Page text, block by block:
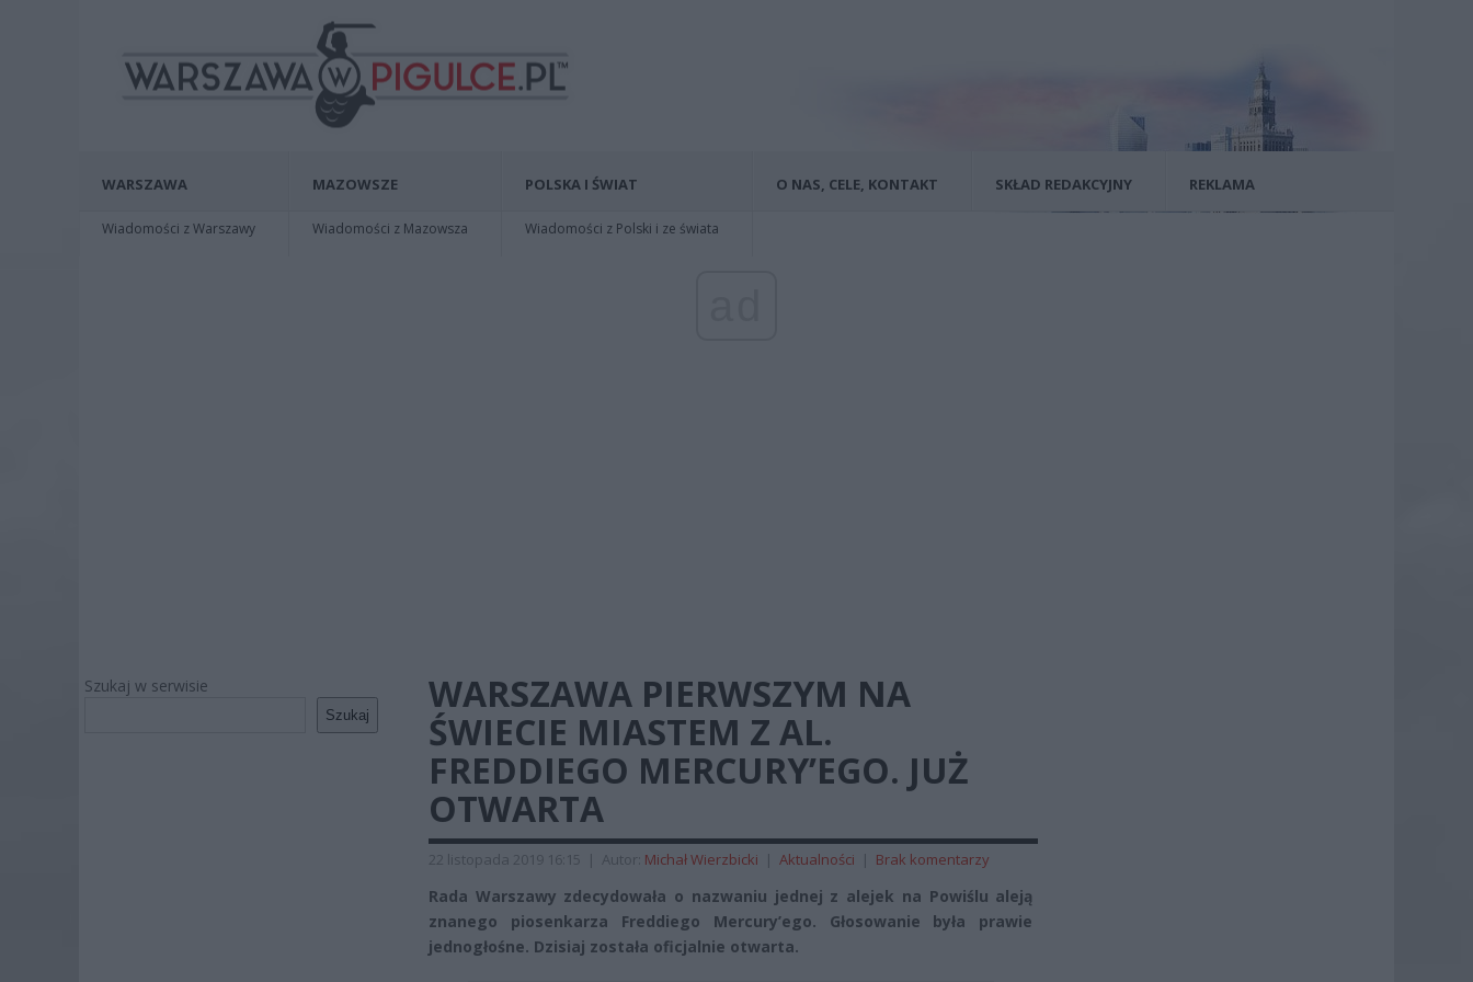
WARSZAWA
Wiadomości z Warszawy
MAZOWSZE
Wiadomości z Mazowsza
POLSKA I ŚWIAT
Wiadomości z Polski i ze świata
O NAS, CELE, KONTAKT SKŁAD REDAKCYJNY REKLAMA
Szukaj w serwisie
Szukaj
WARSZAWA PIERWSZYM NA
ŚWIECIE MIASTEM Z AL.
FREDDIEGO MERCURY’EGO. JUŻ
OTWARTA
22 listopada 2019 16:15 | Autor: Michał Wierzbicki | Aktualności | Brak komentarzy
Rada Warszawy zdecydowała o nazwaniu jednej z alejek na Powiślu aleją
znanego piosenkarza Freddiego Mercury’ego. Głosowanie była prawie
jednogłośne. Dzisiaj została oficjalnie otwarta.